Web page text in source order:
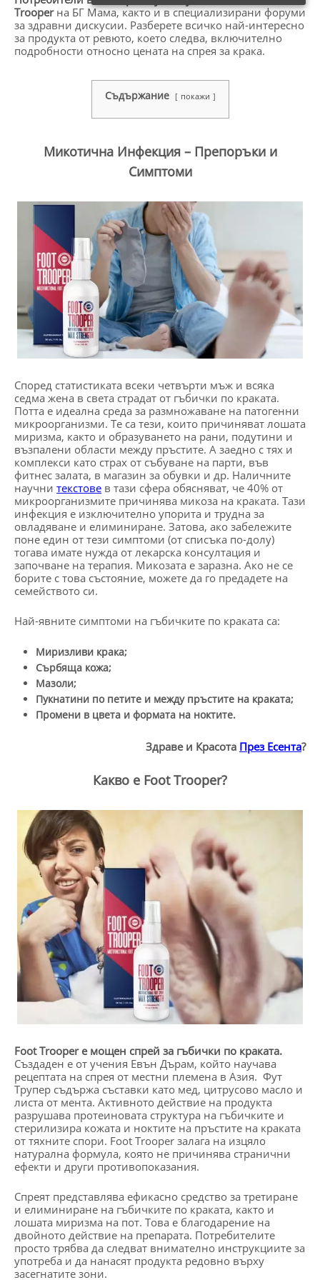
Trooperна БГ Мама, както и в специализирани форуми
за здравни дискусии. Разберете всичко най-интересно
за продукта от ревюто, което следва, включително
подробности относно цената на спрея за крака.
Съдържание покажи
Микотична Инфекция – Препоръки и
Симптоми
Според статистиката всеки четвърти мъж и всяка
седма жена в света страдат от гъбички по краката.
Потта е идеална среда за размножаване на патогенни
микроорганизми. Те са тези, които причиняват лошата
миризма, както и образуването на рани, подутини и
възпалени области между пръстите. А заедно с тях и
комплекси като страх от събуване на парти, във
фитнес залата, в магазин за обувки и др. Наличните
научни текстове в тази сфера обясняват, че 40% от
микроорганизмите причинява микоза на краката. Тази
инфекция е изключително упорита и трудна за
овладяване и елиминиране. Затова, ако забележите
поне един от тези симптоми (от списъка по-долу)
тогава имате нужда от лекарска консултация и
започване на терапия. Микозата е заразна. Ако не се
борите с това състояние, можете да го предадете на
семейството си.
Най-явните симптоми на гъбичките по краката са:
Миризливи крака;
Сърбяща кожа;
Мазоли;
Пукнатини по петите и между пръстите на краката;
Промени в цвета и формата на ноктите.
Здраве и Красота През Есента?
Какво е Foot Trooper?
Foot Trooper е мощен спрей за гъбички по краката.
Създаден е от учения Евън Дърам, който научава
рецептата на спрея от местни племена в Азия. Фут
Трупер съдържа съставки като мед, цитрусово масло и
листа от мента. Активното действие на продукта
разрушава протеиновата структура на гъбичките и
стерилизира кожата и ноктите на пръстите на краката
от тяхните спори. Foot Trooper залага на изцяло
натурална формула, която не причинява странични
ефекти и други противопоказания.
Спреят представлява ефикасно средство за третиране
и елиминиране на гъбичките по краката, както и
лошата миризма на пот. Това е благодарение на
двойното действие на препарата. Потребителите
просто трябва да следват внимателно инструкциите за
употреба и да нанасят продукта редовно върху
засегнатите зони.